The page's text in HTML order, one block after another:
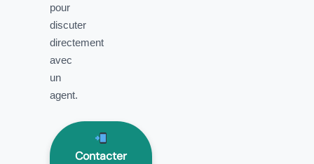
pour
discuter
directement
avec
un
agent.
Contacter